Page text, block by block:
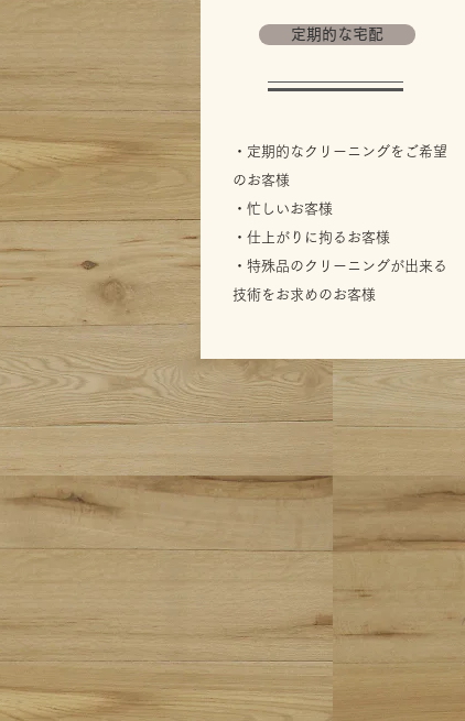
定期的な宅配
・定期的なクリーニングをご希望
のお客様
・忙しいお客様
・仕上がりに拘るお客様
​・特殊品のクリーニングが出来る
技術をお求めのお客様